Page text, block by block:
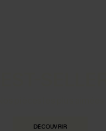
DÉCOUVRIR